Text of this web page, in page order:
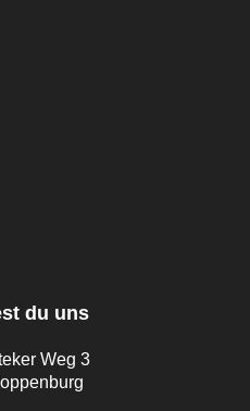
du uns
Weg 3